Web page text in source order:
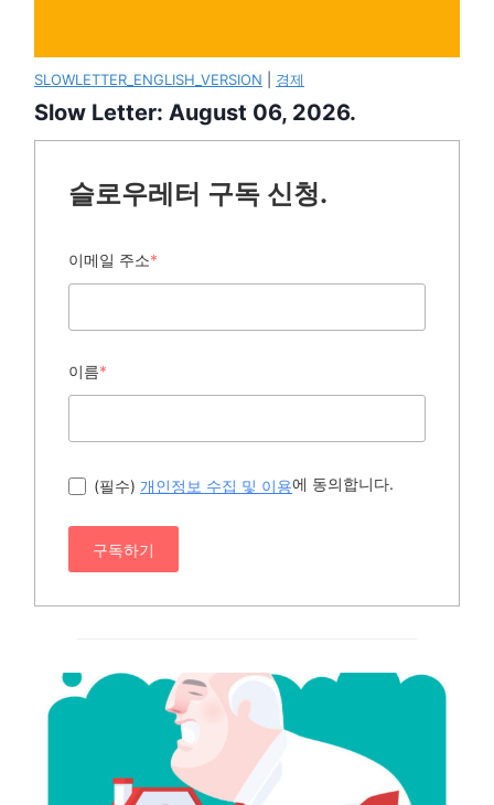
SLOWLETTER_ENGLISH_VERSION 경제
Slow Letter: August 06, 2026.
슬로우레터 구독 신청.
이메일 주소*
이름*
(필수) 개인정보 수집 및 이용에 동의합니다.
구독하기